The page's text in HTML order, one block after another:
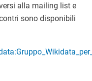
alla mailing list e
sono disponibili